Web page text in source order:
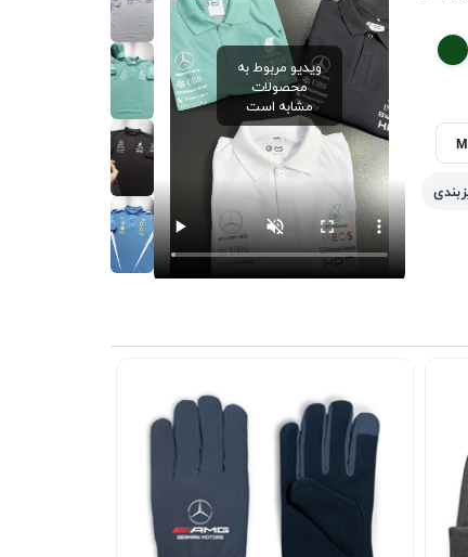
M
ویدیو مربوط به
محصولات
مشابه است